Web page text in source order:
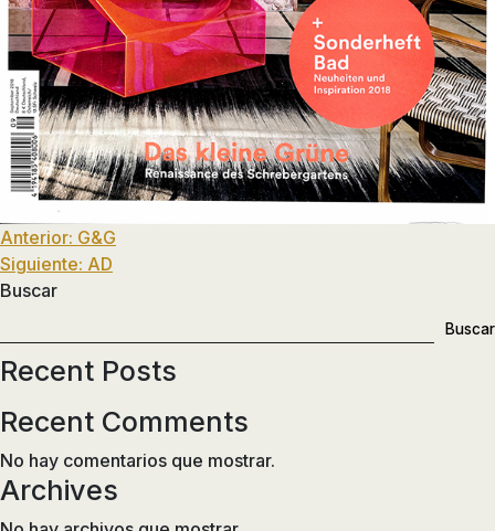
de
ducha,
accesorios…
Navegación
de
entradas
Anterior: G&G
Siguiente: AD
Buscar
Buscar
Recent Posts
Recent Comments
No hay comentarios que mostrar.
Archives